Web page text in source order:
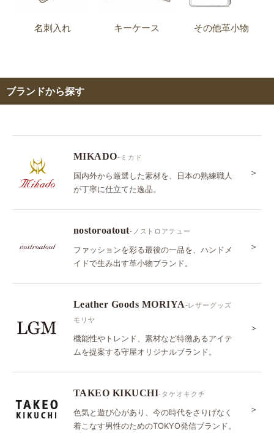
名刺入れ キーケース その他革小物
ブランドから探す
MIKADO-ミカド
国内外から厳選した素材を、日本の熟練職人
が丁寧に仕立てた逸品。
＞
nostoroatout-ノストロアテュー
ファッションを彩る最後の一品を、ハンドメ
イドで生み出す革小物ブランド。
＞
Leather Goods MORIYA-レザーグッズ
モリヤ
機能性やトレンド、素材など特徴あるアイテ
ムを提案する守屋オリジナルブランド。
＞
TAKEO KIKUCHI-タケオキクチ
色気と遊び心があり、今の時代をさりげなく
着こなす男性のためのTOKYO発信ブランド。
＞